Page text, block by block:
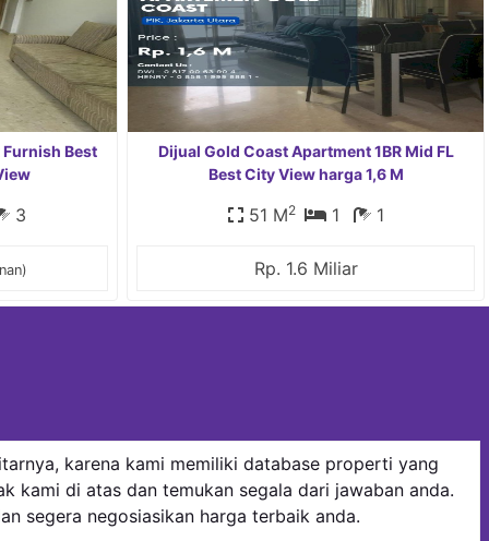
Best
3
Dijual Gold Coast Apartment 1BR Mid FL
Best City View harga 1,6 M
51 M2 1 1
Rp. 1.6 Miliar
karena kami memiliki database properti yang
kami di atas dan temukan segala dari jawaban anda.
segera negosiasikan harga terbaik anda.